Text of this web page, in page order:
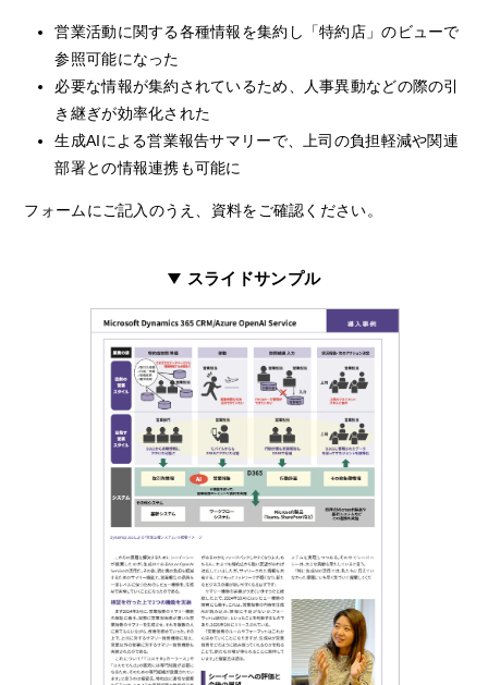
営業活動に関する各種情報を集約し「特約店」のビューで
参照可能になった
必要な情報が集約されているため、人事異動などの際の引
き継ぎが効率化された
生成AIによる営業報告サマリーで、上司の負担軽減や関連
部署との情報連携も可能に
フォームにご記入のうえ、資料をご確認ください。
スライドサンプル